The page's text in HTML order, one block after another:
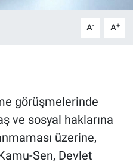
A- A+
görüşmelerinde
ve sosyal haklarına
üzerine,
Sen, Devlet